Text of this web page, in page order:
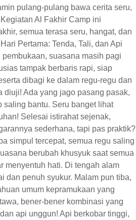
pulang-pulang bawa cerita seru,
Al Fakhir Camp ini
semua terasa seru, hangat, dan
Pertama: Tenda, Tali, dan Api
suasana masih pagi
tampak berbaris rapi, siap
dibagi ke dalam regu-regu dan
diuji! Ada yang jago pasang pasak,
saling bantu. Seru banget lihat
Selesai istirahat sejenak,
sederhana, tapi pas praktik?
simpul tercepat, semua regu saling
berubah khusyuk saat semua
menyentuh hati. Di tengah alam
dan penuh syukur. Malam pun tiba,
umum kepramukaan yang
bener-bener kombinasi yang
api unggun! Api berkobar tinggi,